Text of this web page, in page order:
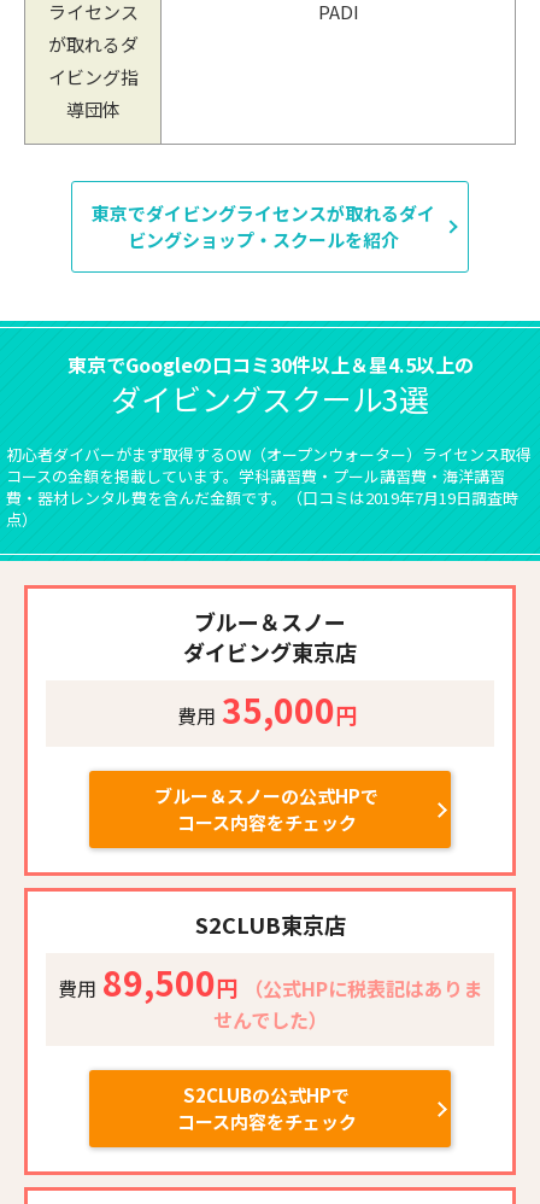
ライセンス
が取れるダ
イビング指
導団体
PADI
東京でダイビングライセンスが取れるダイ
ビングショップ・スクールを紹介
東京でGoogleの口コミ30件以上＆星4.5以上の
ダイビングスクール3選
初心者ダイバーがまず取得するOW（オープンウォーター）ライセンス取得
コースの金額を掲載しています。学科講習費・プール講習費・海洋講習
費・器材レンタル費を含んだ金額です。（口コミは2019年7月19日調査時
点）
ブルー＆スノー
ダイビング東京店
費用 35,000円
ブルー＆スノーの公式HPで
コース内容をチェック
S2CLUB東京店
費用 89,500円
（公式HPに税表記はありま
せんでした）
S2CLUBの公式HPで
コース内容をチェック